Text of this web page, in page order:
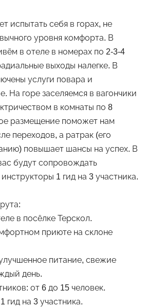
испытать себя в горах, не
уровня комфорта. В
в отеле в номерах по 2-3-4
выходы налегке. В
услуги повара и
На горе заселяемся в вагончики
в комнаты по 8
размещение поможет нам
переходов, а ратрак (его
повышает шансы на успех. В
будут сопровождать
1 гид на 3 участника.
в посёлке Терскол.
приюте на склоне
питание, свежие
день.
от 6 до 15 человек.
гид на 3 участника.